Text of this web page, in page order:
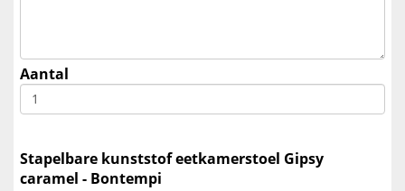
Aantal
Stapelbare kunststof eetkamerstoel Gipsy
caramel - Bontempi